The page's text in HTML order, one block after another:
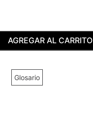
AGREGAR AL CARRITO
Glosario